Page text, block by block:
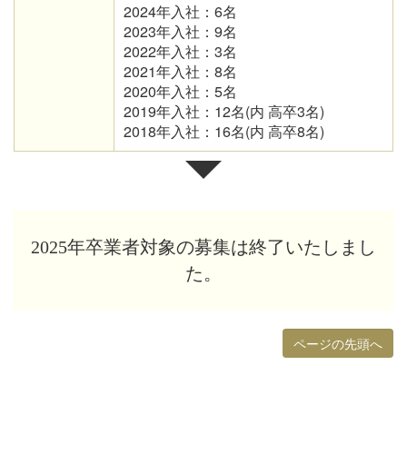
2024年入社：6名
2023年入社：9名
2022年入社：3名
2021年入社：8名
2020年入社：5名
2019年入社：12名(内 高卒3名)
2018年入社：16名(内 高卒8名)
2025年卒業者対象の募集は終了いたしまし
た。
ページの先頭へ